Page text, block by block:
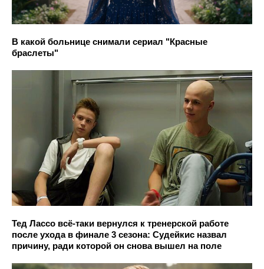
В какой больнице снимали сериал "Красные
браслеты"
Тед Лассо всё-таки вернулся к тренерской работе
после ухода в финале 3 сезона: Судейкис назвал
причину, ради которой он снова вышел на поле